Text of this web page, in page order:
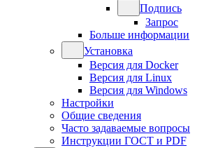
Подпись
Запрос
Больше информации
Установка
Версия для Docker
Версия для Linux
Версия для Windows
Настройки
Общие сведения
Часто задаваемые вопросы
Инструкции ГОСТ и PDF